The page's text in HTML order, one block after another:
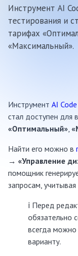
Инструмент AI
тестирования и
тарифах
«Максимальный».
Инструмент AI Code
стал доступен для
«Оптимальный»,
Найти его можно в
→ «Управление
помощник
запросам,
ℹ️ Перед
обязательно
всегда можно
варианту.